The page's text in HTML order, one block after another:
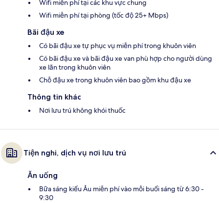
Wifi miễn phí tại các khu vực chung
Wifi miễn phí tại phòng (tốc độ 25+ Mbps)
Bãi đậu xe
Có bãi đậu xe tự phục vụ miễn phí trong khuôn viên
Có bãi đậu xe và bãi đậu xe van phù hợp cho người dùng
xe lăn trong khuôn viên
Chỗ đậu xe trong khuôn viên bao gồm khu đậu xe
Thông tin khác
Nơi lưu trú không khói thuốc
Tiện nghi, dịch vụ nơi lưu trú
Ăn uống
Bữa sáng kiểu Âu miễn phí vào mỗi buổi sáng từ 6:30 -
9:30